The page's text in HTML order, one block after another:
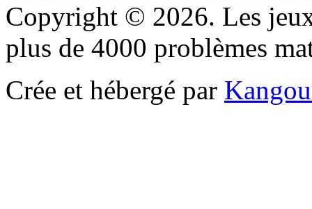
Copyright © 2026. Les
plus de 4000 problèmes
Crée et hébergé par